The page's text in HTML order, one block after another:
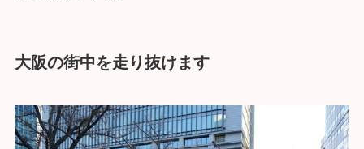
大阪の街中を走り抜けます